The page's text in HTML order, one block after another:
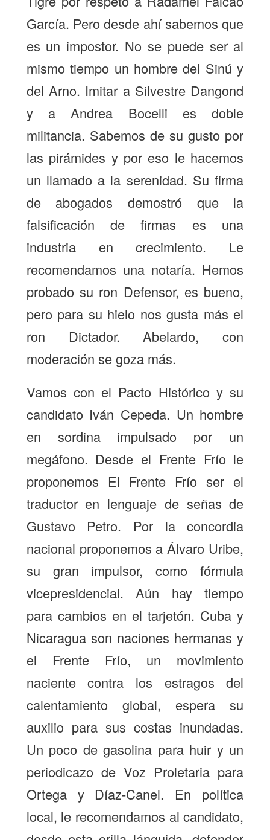
García. Pero desde ahí sabemos que
es un impostor. No se puede ser al
mismo tiempo un hombre del Sinú y
del Arno. Imitar a Silvestre Dangond
y a Andrea Bocelli es doble
militancia. Sabemos de su gusto por
las pirámides y por eso le hacemos
un llamado a la serenidad. Su firma
de abogados demostró que la
falsificación de firmas es una
industria en crecimiento. Le
recomendamos una notaría. Hemos
probado su ron Defensor, es bueno,
pero para su hielo nos gusta más el
ron Dictador. Abelardo, con
moderación se goza más.
Vamos con el Pacto Histórico y su
candidato Iván Cepeda. Un hombre
en sordina impulsado por un
megáfono. Desde el Frente Frío le
proponemos El Frente Frío ser el
traductor en lenguaje de señas de
Gustavo Petro. Por la concordia
nacional proponemos a Álvaro Uribe,
su gran impulsor, como fórmula
vicepresidencial. Aún hay tiempo
para cambios en el tarjetón. Cuba y
Nicaragua son naciones hermanas y
el Frente Frío, un movimiento
naciente contra los estragos del
calentamiento global, espera su
auxilio para sus costas inundadas.
Un poco de gasolina para huir y un
periodicazo de Voz Proletaria para
Ortega y Díaz-Canel. En política
local, le recomendamos al candidato,